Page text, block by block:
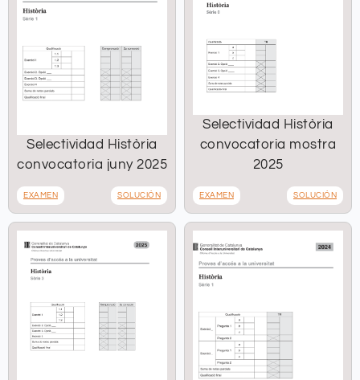
Selectividad Història
convocatoria juny 2025
EXAMEN SOLUCIÓN
Selectividad Història
convocatoria mostra
2025
EXAMEN SOLUCIÓN